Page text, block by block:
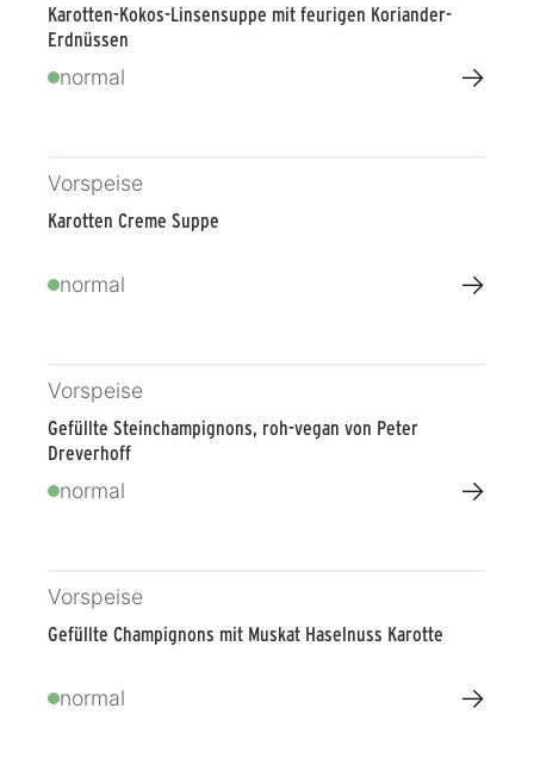
Karotten-Kokos-Linsensuppe mit feurigen Koriander-
Erdnüssen
normal →
Vorspeise
Karotten Creme Suppe
normal →
Vorspeise
Gefüllte Steinchampignons, roh-vegan von Peter
Dreverhoff
normal →
Vorspeise
Gefüllte Champignons mit Muskat Haselnuss Karotte
normal →